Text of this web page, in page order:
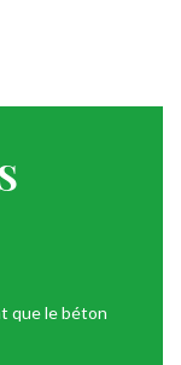
que le béton